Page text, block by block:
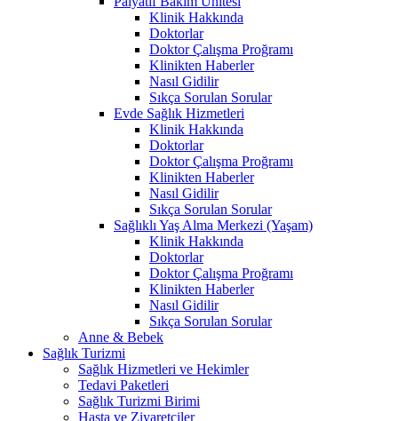
Klinik Hakkında
Doktorlar
Doktor Çalışma Proğramı
Klinikten Haberler
Nasıl Gidilir
Sıkça Sorulan Sorular
Evde Sağlık Hizmetleri
Klinik Hakkında
Doktorlar
Doktor Çalışma Proğramı
Klinikten Haberler
Nasıl Gidilir
Sıkça Sorulan Sorular
Sağlıklı Yaş Alma Merkezi (Yaşam)
Klinik Hakkında
Doktorlar
Doktor Çalışma Proğramı
Klinikten Haberler
Nasıl Gidilir
Sıkça Sorulan Sorular
Anne & Bebek
Sağlık Turizmi
Sağlık Hizmetleri ve Hekimler
Tedavi Paketleri
Sağlık Turizmi Birimi
Hasta ve Ziyaretçiler